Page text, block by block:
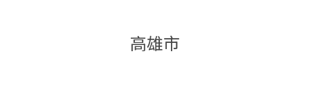
高雄市